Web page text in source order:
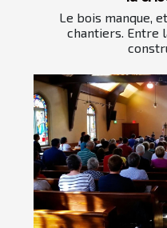
Le bois manque,
chantiers. Entre